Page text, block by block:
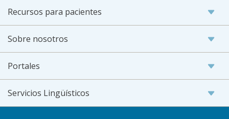
Recursos para pacientes
Sobre nosotros
Portales
Servicios Lingüísticos